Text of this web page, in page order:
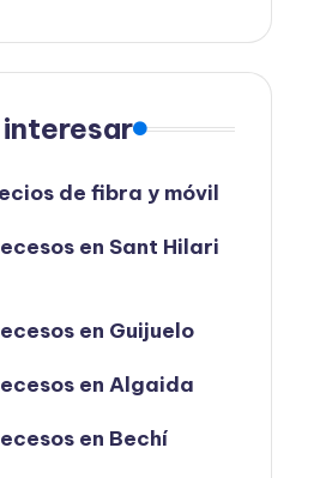
de fibra y móvil
en Sant Hilari
en Guijuelo
en Algaida
en Bechí